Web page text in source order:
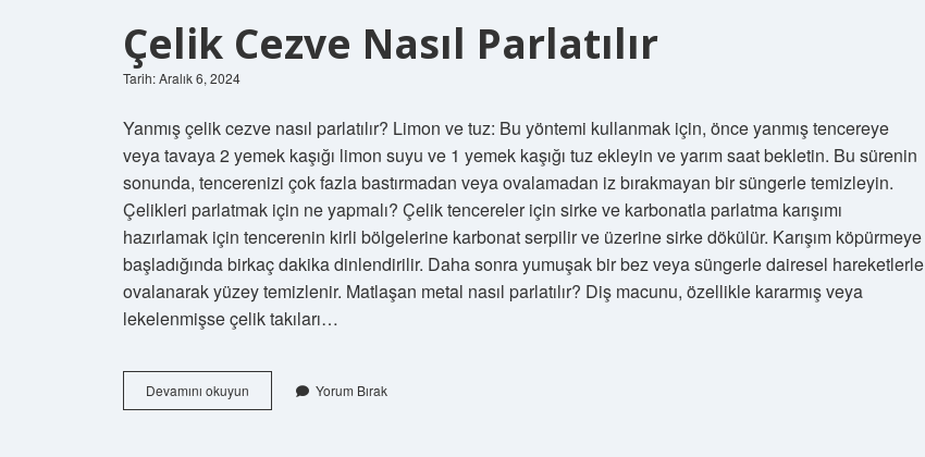
Çelik Cezve Nasıl Parlatılır
Tarih: Aralık 6, 2024
Yanmış çelik cezve nasıl parlatılır? Limon ve tuz: Bu yöntemi kullanmak için, önce yanmış tencereye
veya tavaya 2 yemek kaşığı limon suyu ve 1 yemek kaşığı tuz ekleyin ve yarım saat bekletin. Bu sürenin
sonunda, tencerenizi çok fazla bastırmadan veya ovalamadan iz bırakmayan bir süngerle temizleyin.
Çelikleri parlatmak için ne yapmalı? Çelik tencereler için sirke ve karbonatla parlatma karışımı
hazırlamak için tencerenin kirli bölgelerine karbonat serpilir ve üzerine sirke dökülür. Karışım köpürmeye
başladığında birkaç dakika dinlendirilir. Daha sonra yumuşak bir bez veya süngerle dairesel hareketlerle
ovalanarak yüzey temizlenir. Matlaşan metal nasıl parlatılır? Diş macunu, özellikle kararmış veya
lekelenmişse çelik takıları…
Devamını okuyun
Cezve
Yorum Bırak